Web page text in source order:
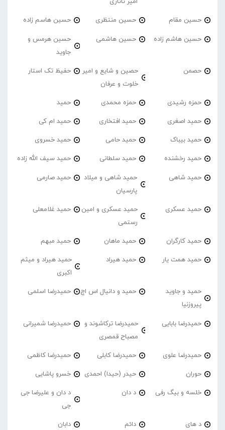
حسین مقام حسین منتظری حسین هاسم زاده
حسین هاشم زاده حسین هاشمی
حسین هرمس و
جاوید
حصمن
حصین و شایع و امیر
خلوت و عرفان
حفیظ تک استار
حمزه رشیدی حمزه محمدی حمید
حمید اصغری حمید افتخاری حمید ام کی
حمید بیباک حمید حامی حمید خسروی
حمید رخشنده حمید سلطانی حمید سیف الله زاده
حمید شاهی
حمید شاهی و میلاد
پارسیان
حمید صارمی
حمید عسکری
حمید عسکری و امین
رستمی
حمید غلامعلی
حمید کارگران حمید ماهان حمید مبهم
حمید همت یار حمید هیراد
حمید هیراد و میثم
اکبری
حمید و جاوید
پیروزنیا
حمید و دانیال اس اچ حمیدرضا اسلمی
حمیدرضا بابایی
حمیدرضا ترکاشوند و
مصباح قمصری
حمیدرضا شمیرانی
حمیدرضا علوی حمیدرضا کابلی حمیدرضا کاظمی
حوران حیدر (حیدا) احمدی خسرو پاشایی
خلسه و بیگ رفی د دان
د دان و علیرضا جی
جی
د های دائم دابان